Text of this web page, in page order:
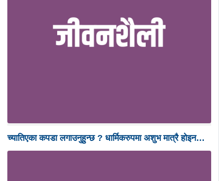
च्यातिएका कपडा लगाउनुहुन्छ ? धार्मिकरुपमा अशुभ मात्रै होइन…